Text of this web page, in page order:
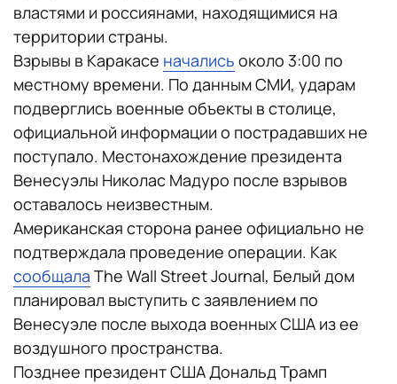
властями и россиянами, находящимися на
территории страны.
Взрывы в Каракасе начались около 3:00 по
местному времени. По данным СМИ, ударам
подверглись военные объекты в столице,
официальной информации о пострадавших не
поступало. Местонахождение президента
Венесуэлы Николас Мадуро после взрывов
оставалось неизвестным.
Американская сторона ранее официально не
подтверждала проведение операции. Как
сообщала The Wall Street Journal, Белый дом
планировал выступить с заявлением по
Венесуэле после выхода военных США из ее
воздушного пространства.
Позднее президент США Дональд Трамп